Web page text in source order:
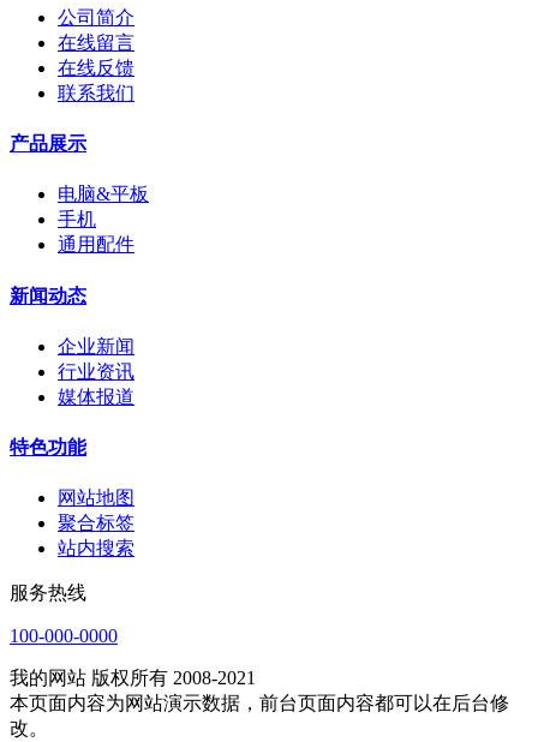
公司简介
在线留言
在线反馈
联系我们
产品展示
电脑&平板
手机
通用配件
新闻动态
企业新闻
行业资讯
媒体报道
特色功能
网站地图
聚合标签
站内搜索
服务热线
100-000-0000
我的网站 版权所有 2008-2021
本页面内容为网站演示数据，前台页面内容都可以在后台修
改。